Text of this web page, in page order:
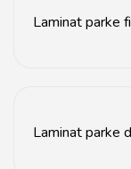
Laminat parke
Laminat parke